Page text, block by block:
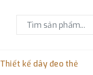
Thiết kế dây đeo thẻ